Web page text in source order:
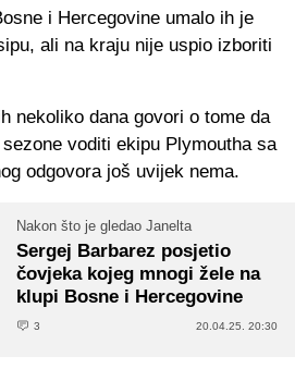
i Hercegovine umalo ih je
ali na kraju nije uspio izboriti
nekoliko dana govori o tome da
voditi ekipu Plymoutha sa
odgovora još uvijek nema.
Nakon što je gledao Janelta
Sergej Barbarez posjetio
čovjeka kojeg mnogi žele na
klupi Bosne i Hercegovine
3 20.04.25. 20:30